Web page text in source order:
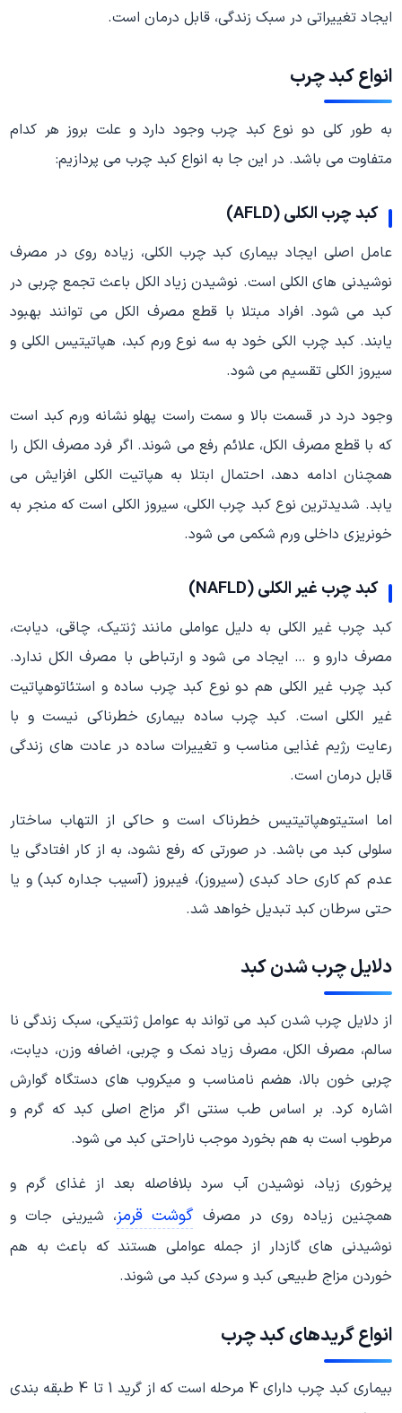
ایجاد تغییراتی در سبک زندگی، قابل درمان است.
انواع کبد چرب
به طور کلی دو نوع کبد چرب وجود دارد و علت بروز هر کدام
متفاوت می باشد. در این جا به انواع کبد چرب می پردازیم:
کبد چرب الکلی (AFLD)
عامل اصلی ایجاد بیماری کبد چرب الکلی، زیاده روی در مصرف
نوشیدنی های الکلی است. نوشیدن زیاد الکل باعث تجمع چربی در
کبد می شود. افراد مبتلا با قطع مصرف الکل می توانند بهبود
یابند. کبد چرب الکی خود به سه نوع ورم کبد، هپاتیتیس الکلی و
سیروز الکلی تقسیم می شود.
وجود درد در قسمت بالا و سمت راست پهلو نشانه ورم کبد است
که با قطع مصرف الکل، علائم رفع می شوند. اگر فرد مصرف الکل را
همچنان ادامه دهد، احتمال ابتلا به هپاتیت الکلی افزایش می
یابد. شدیدترین نوع کبد چرب الکلی، سیروز الکلی است که منجر به
خونریزی داخلی ورم شکمی می شود.
کبد چرب غیر الکلی (NAFLD)
کبد چرب غیر الکلی به دلیل عواملی مانند ژنتیک، چاقی، دیابت،
مصرف دارو و … ایجاد می شود و ارتباطی با مصرف الکل ندارد.
کبد چرب غیر الکلی هم دو نوع کبد چرب ساده و استئاتوهپاتیت
غیر الکلی است. کبد چرب ساده بیماری خطرناکی نیست و با
رعایت رژیم غذایی مناسب و تغییرات ساده در عادت های زندگی
قابل درمان است.
اما استیتوهپاتیتیس خطرناک است و حاکی از التهاب ساختار
سلولی کبد می باشد. در صورتی که رفع نشود، به از کار افتادگی یا
عدم کم کاری حاد کبدی (سیروز)، فیبروز (آسیب جداره کبد) و یا
حتی سرطان کبد تبدیل خواهد شد.
دلایل چرب شدن کبد
از دلایل چرب شدن کبد می تواند به عوامل ژنتیکی، سبک زندگی نا
سالم، مصرف الکل، مصرف زیاد نمک و چربی، اضافه وزن، دیابت،
چربی خون بالا، هضم نامناسب و میکروب های دستگاه گوارش
اشاره کرد. بر اساس طب سنتی اگر مزاج اصلی کبد که گرم و
مرطوب است به هم بخورد موجب ناراحتی کبد می شود.
پرخوری زیاد، نوشیدن آب سرد بلافاصله بعد از غذای گرم و
همچنین زیاده روی در مصرف گوشت قرمز، شیرینی جات و
نوشیدنی های گازدار از جمله عواملی هستند که باعث به هم
خوردن مزاج طبیعی کبد و سردی کبد می شوند.
انواع گریدهای کبد چرب
بیماری کبد چرب دارای 4 مرحله است که از گرید 1 تا 4 طبقه بندی